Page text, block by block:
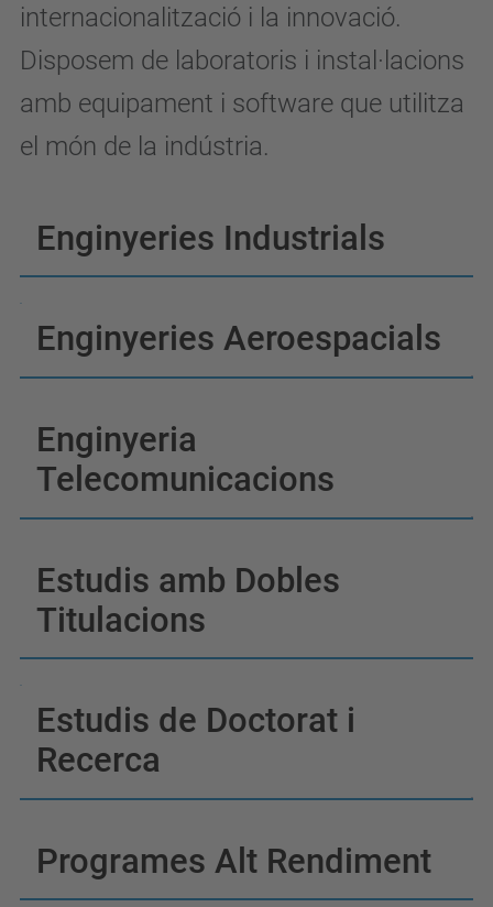
internacionalització i la innovació.
Disposem de laboratoris i instal·lacions
amb equipament i software que utilitza
el món de la indústria.
Enginyeries Industrials
Enginyeries Aeroespacials
Enginyeria
Telecomunicacions
Estudis amb Dobles
Titulacions
Estudis de Doctorat i
Recerca
Programes Alt Rendiment